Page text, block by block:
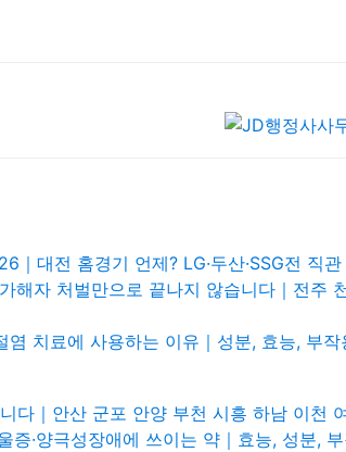
대전 홈경기 언제? LG·두산·SSG전 직
해자 처벌만으로 끝나지 않습니다｜전
염 치료에 사용하는 이유｜성분, 효능, 부
다｜안산 군포 안양 부천 시흥 하남 이천
증·양극성장애에 쓰이는 약｜효능, 성분,